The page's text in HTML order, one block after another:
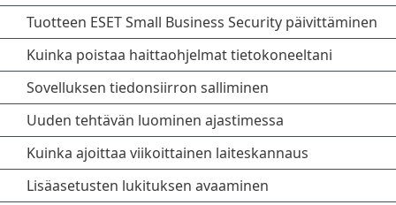
Tuotteen ESET Small Business Security päivittäminen
Kuinka poistaa haittaohjelmat tietokoneeltani
Sovelluksen tiedonsiirron salliminen
Uuden tehtävän luominen ajastimessa
Kuinka ajoittaa viikoittainen laiteskannaus
Lisäasetusten lukituksen avaaminen